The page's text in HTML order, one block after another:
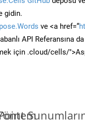
gidin.
ve <a href=“
API Referansına da
için .cloud/cells/